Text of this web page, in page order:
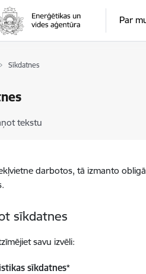
Par
Sīkdatnes
tekstu
darbotos, tā izmanto
sīkdatnes
savu izvēli:
sīkdatnes*